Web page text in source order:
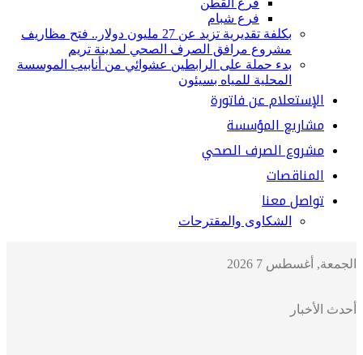
فرع القطن
فرع شبام
بكلفة تقديرية تزيد عن 27 مليون دولار.. فتح مظاريف
مشروع مرافق الصرف الصحي لمدينة تريم
بدء حملة على الرابطين عشوائي من أنابيب الموسسة
المحلية للمياه بسيئون
الإستعلام عن فاتورة
مشاريع المؤسسة
مشروع الصرف الصحي
المناقصات
تواصل معنا
الشكاوى والمقترحات
الجمعة, أغسطس 7 2026
أحدث الأخبار